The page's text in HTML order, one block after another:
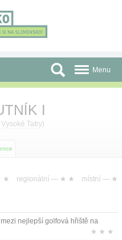
Menu
I
Vysoké Tatry)
★ regionální — ★ ★ místní — ★
nejlepší golfová hřiště na
★ ★ ★